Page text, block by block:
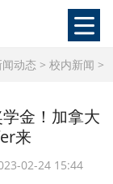
闻动态 > 校内新闻 >
金！加拿大
来
02-24 15:44